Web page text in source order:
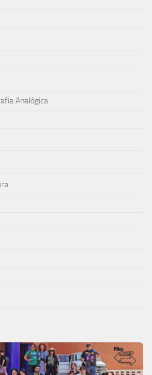
Analógica